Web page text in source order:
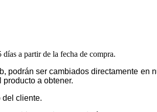
a partir de la fecha de compra.
podrán ser cambiados directamente
a obtener.
del cliente.